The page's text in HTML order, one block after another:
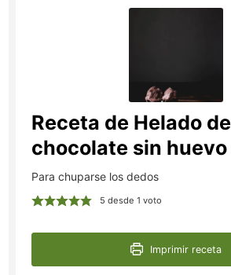
Receta de Helado de
chocolate sin huevo
Para chuparse los dedos
5 desde 1 voto
Imprimir receta